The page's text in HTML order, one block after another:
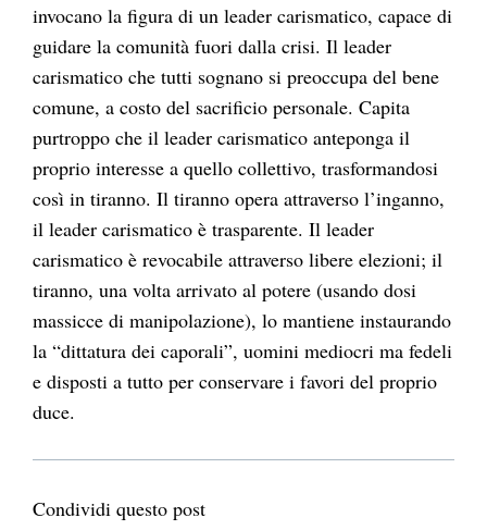
invocano la figura di un leader carismatico, capace di
guidare la comunità fuori dalla crisi. Il leader
carismatico che tutti sognano si preoccupa del bene
comune, a costo del sacrificio personale. Capita
purtroppo che il leader carismatico anteponga il
proprio interesse a quello collettivo, trasformandosi
così in tiranno. Il tiranno opera attraverso l’inganno,
il leader carismatico è trasparente. Il leader
carismatico è revocabile attraverso libere elezioni; il
tiranno, una volta arrivato al potere (usando dosi
massicce di manipolazione), lo mantiene instaurando
la “dittatura dei caporali”, uomini mediocri ma fedeli
e disposti a tutto per conservare i favori del proprio
duce.
Condividi questo post